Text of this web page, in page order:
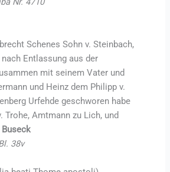
Schenes Sohn v. Steinbach,
Entlassung aus der
mit seinem Vater und
und Heinz dem Philipp v.
Urfehde geschworen habe
Trohe, Amtmann zu Lich, und
Buseck
38v